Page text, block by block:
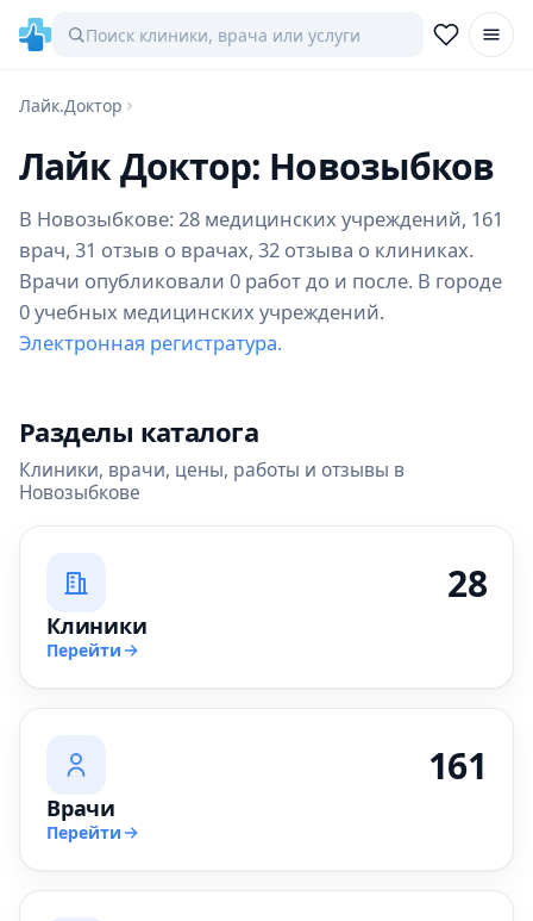
Лайк.Доктор
Лайк Доктор: Новозыбков
В Новозыбкове: 28 медицинских учреждений, 161
врач, 31 отзыв о врачах, 32 отзыва о клиниках.
Врачи опубликовали 0 работ до и после. В городе
0 учебных медицинских учреждений.
Электронная регистратура.
Разделы каталога
Клиники, врачи, цены, работы и отзывы в
Новозыбкове
28
Клиники
Перейти
161
Врачи
Перейти